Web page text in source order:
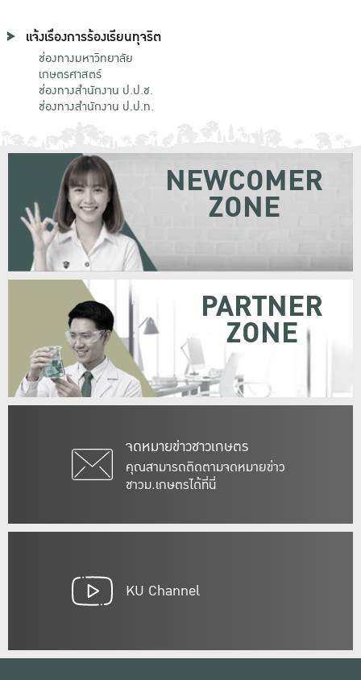
แจ้งเรื่องการร้องเรียนทุจริต
ช่องทางมหาวิทยาลัย
เกษตรศาสตร์
ช่องทางสำนักงาน ป.ป.ช.
ช่องทางสำนักงาน ป.ป.ท.
จดหมายข่าวชาวเกษตร
คุณสามารถติดตามจดหมายข่าว
ชาวม.เกษตรได้ที่นี่
NEWCOMER
ZONE
PARTNER
ZONE
KU Channel